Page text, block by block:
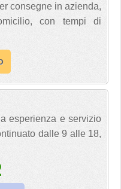
consegne in azienda,
con tempi di
esperienza e servizio
dalle 9 alle 18,